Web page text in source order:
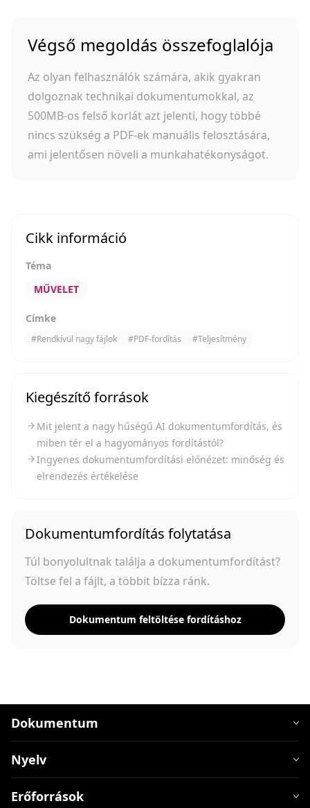
Végső megoldás összefoglalója
Az olyan felhasználók számára, akik gyakran
dolgoznak technikai dokumentumokkal, az
500MB-os felső korlát azt jelenti, hogy többé
nincs szükség a PDF-ek manuális felosztására,
ami jelentősen növeli a munkahatékonyságot.
Cikk információ
Téma
MŰVELET
Címke
#Rendkívül nagy fájlok #PDF-fordítás #Teljesítmény
Kiegészítő források
Mit jelent a nagy hűségű AI dokumentumfordítás, és
miben tér el a hagyományos fordítástól?
Ingyenes dokumentumfordítási előnézet: minőség és
elrendezés értékelése
Dokumentumfordítás folytatása
Túl bonyolultnak találja a dokumentumfordítást?
Töltse fel a fájlt, a többit bízza ránk.
Dokumentum feltöltése fordításhoz
Dokumentum
Nyelv
Erőforrások